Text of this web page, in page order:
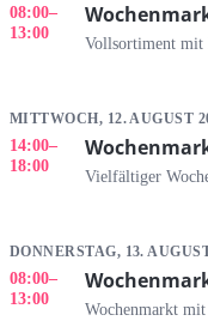
08:00–
13:00
Vollsortiment mit
MITTWOCH, 12. AUGUST
14:00–
18:00
Vielfältiger
DONNERSTAG, 13.
08:00–
13:00
Wochenmarkt